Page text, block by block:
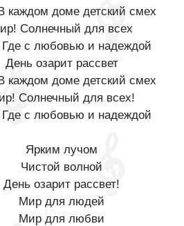
каждом доме детский смех
Солнечный для всех
с любовью и надеждой
День озарит рассвет
каждом доме детский смех
Солнечный для всех!
с любовью и надеждой
Ярким лучом
Чистой волной
День озарит рассвет!
Мир для людей
Мир для любви